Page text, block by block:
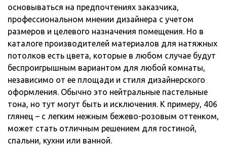
основываться на предпочтениях заказчика,
профессиональном мнении дизайнера с учетом
размеров и целевого назначения помещения. Но в
каталоге производителей материалов для натяжных
потолков есть цвета, которые в любом случае будут
беспроигрышным вариантом для любой комнаты,
независимо от ее площади и стиля дизайнерского
оформления. Обычно это нейтральные пастельные
тона, но тут могут быть и исключения. К примеру, 406
глянец – с легким нежным бежево-розовым оттенком,
может стать отличным решением для гостиной,
спальни, кухни или ванной.